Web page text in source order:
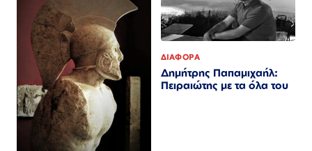
ΔΙΑΦΟΡΑ
Δημήτρης Παπαμιχαήλ:
Πειραιώτης με τα όλα του